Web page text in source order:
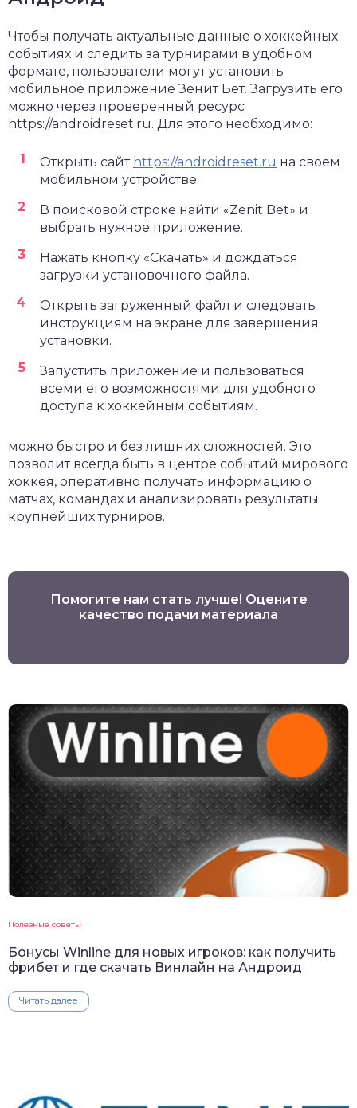
Чтобы получать актуальные данные о хоккейных
событиях и следить за турнирами в удобном
формате, пользователи могут установить
мобильное приложение Зенит Бет. Загрузить его
можно через проверенный ресурс
https://androidreset.ru. Для этого необходимо:
Открыть сайт https://androidreset.ru на своем
мобильном устройстве.
В поисковой строке найти «Zenit Bet» и
выбрать нужное приложение.
Нажать кнопку «Скачать» и дождаться
загрузки установочного файла.
Открыть загруженный файл и следовать
инструкциям на экране для завершения
установки.
Запустить приложение и пользоваться
всеми его возможностями для удобного
доступа к хоккейным событиям.
можно быстро и без лишних сложностей. Это
позволит всегда быть в центре событий мирового
хоккея, оперативно получать информацию о
матчах, командах и анализировать результаты
крупнейших турниров.
Помогите нам стать лучше! Оцените
качество подачи материала
Полезные советы
Бонусы Winline для новых игроков: как получить
фрибет и где скачать Винлайн на Андроид
Читать далее